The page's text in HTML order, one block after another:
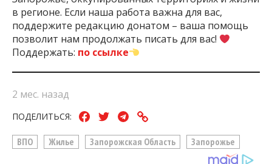
в регионе. Если наша работа важна для вас,
поддержите редакцию донатом – ваша помощь
позволит нам продолжать писать для вас!
Поддержать: по ссылке
2 мес. назад
ПОДЕЛИТЬСЯ:
ВПО Жилье Запорожская Область Запорожье